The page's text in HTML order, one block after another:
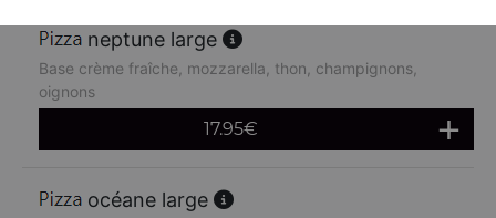
neptune large
Base crème fraîche, mozzarella, thon, champignons,
oignons
17.95€
océane large